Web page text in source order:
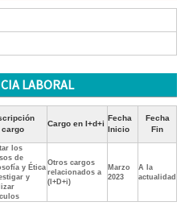
LABORAL
cargo
Cargo en I+d+i
Fecha
Inicio
Fecha
Fin
los
de
y Ética
y
Otros cargos
relacionados a
(I+D+i)
Marzo
2023
A la
actualidad